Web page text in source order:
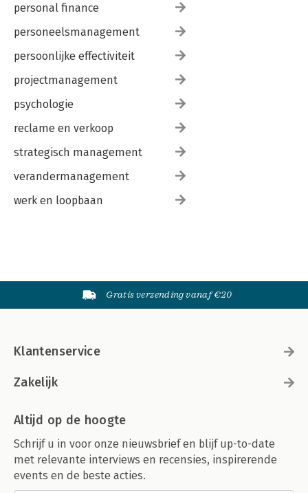
personal finance
personeelsmanagement
persoonlijke effectiviteit
projectmanagement
psychologie
reclame en verkoop
strategisch management
verandermanagement
werk en loopbaan
Gratis verzending vanaf €20
Klantenservice
Zakelijk
Altijd op de hoogte
Schrijf u in voor onze nieuwsbrief en blijf up-to-date
met relevante interviews en recensies, inspirerende
events en de beste acties.